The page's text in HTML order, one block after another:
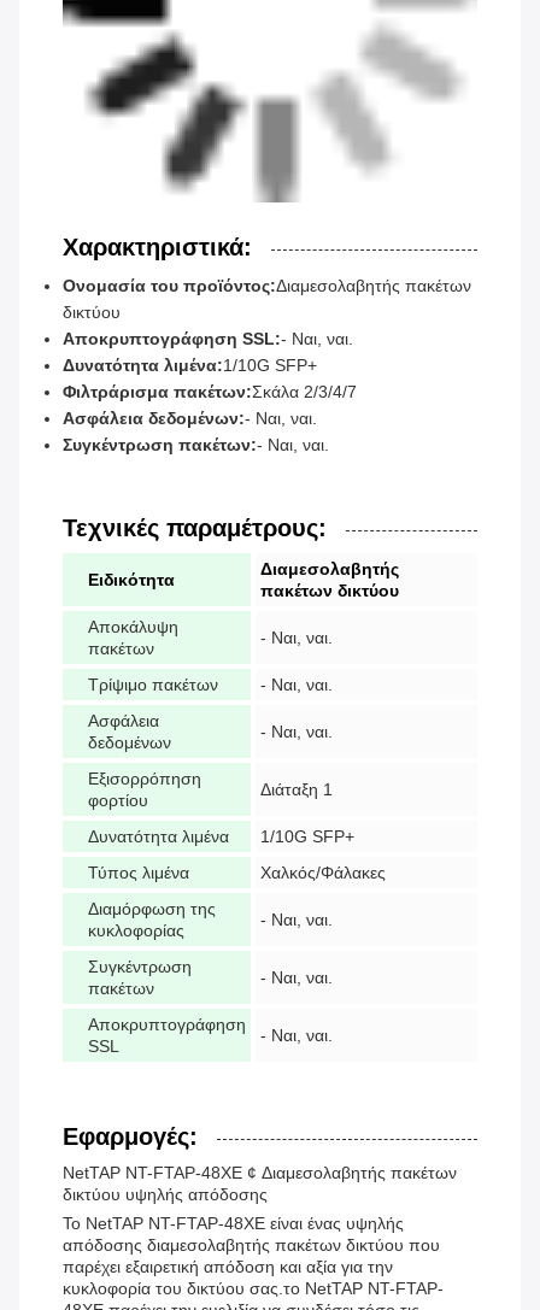
Χαρακτηριστικά:
Ονομασία του προϊόντος:Διαμεσολαβητής πακέτων
δικτύου
Αποκρυπτογράφηση SSL:- Ναι, ναι.
Δυνατότητα λιμένα:1/10G SFP+
Φιλτράρισμα πακέτων:Σκάλα 2/3/4/7
Ασφάλεια δεδομένων:- Ναι, ναι.
Συγκέντρωση πακέτων:- Ναι, ναι.
Τεχνικές παραμέτρους:
Ειδικότητα
Διαμεσολαβητής
πακέτων δικτύου
Αποκάλυψη
πακέτων
- Ναι, ναι.
Τρίψιμο πακέτων
- Ναι, ναι.
Ασφάλεια
δεδομένων
- Ναι, ναι.
Εξισορρόπηση
φορτίου
Διάταξη 1
Δυνατότητα λιμένα
1/10G SFP+
Τύπος λιμένα
Χαλκός/Φάλακες
Διαμόρφωση της
κυκλοφορίας
- Ναι, ναι.
Συγκέντρωση
πακέτων
- Ναι, ναι.
Αποκρυπτογράφηση
SSL
- Ναι, ναι.
Εφαρμογές:
NetTAP NT-FTAP-48XE ¢ Διαμεσολαβητής πακέτων
δικτύου υψηλής απόδοσης
Το NetTAP NT-FTAP-48XE είναι ένας υψηλής
απόδοσης διαμεσολαβητής πακέτων δικτύου που
παρέχει εξαιρετική απόδοση και αξία για την
κυκλοφορία του δικτύου σας.το NetTAP NT-FTAP-